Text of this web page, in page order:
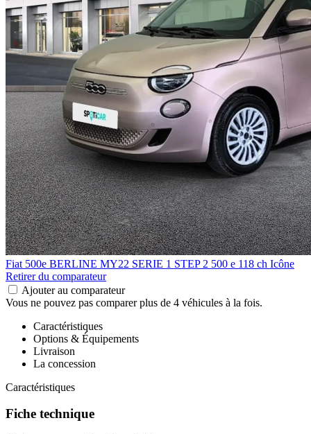
Fiat 500e BERLINE MY22 SERIE 1 STEP 2 500 e 118 ch Icône
Retirer du comparateur
Ajouter au comparateur
Vous ne pouvez pas comparer plus de 4 véhicules à la fois.
Caractéristiques
Options & Équipements
Livraison
La concession
Caractéristiques
Fiche technique